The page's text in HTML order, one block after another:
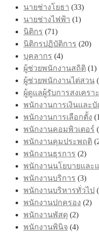
นายช่างโยธา (33)
นายช่างไฟฟ้า (1)
นิติกร (71)
นิติกรปฏิบัติการ (20)
บุคลากร (4)
ผู้ช่วยพนักงานสถิติ (1)
ผู้ช่วยพนักงานไต่สวน
ผู้ดูแลผู้รับการสงเครา
พนักงานการเงินและ
พนักงานการเลือกตั้ง
พนักงานคอมพิวเตอร์
พนักงานคุมประพฤติ
พนักงานธุรการ (2)
พนักงานนโยบายและ
พนักงานบริการ (3)
พนักงานบริหารทั่วไป
พนักงานปกครอง (2)
พนักงานพัสดุ (2)
พนักงานพินิจ (4)